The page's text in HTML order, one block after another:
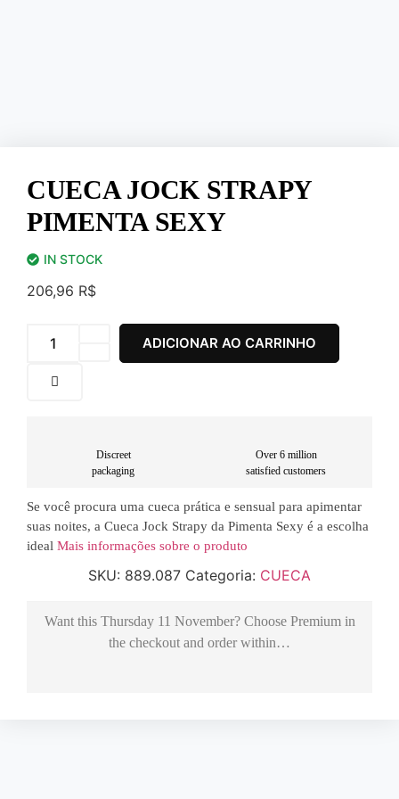
CUECA JOCK STRAPY
PIMENTA SEXY
IN STOCK
206,96 R$
ADICIONAR AO CARRINHO
Discreet
packaging
Over 6 million
satisfied customers
Se você procura uma cueca prática e sensual para apimentar
suas noites, a Cueca Jock Strapy da Pimenta Sexy é a escolha
ideal Mais informações sobre o produto
SKU: 889.087 Categoria: CUECA
Want this Thursday 11 November? Choose Premiumin
the checkout and order within…